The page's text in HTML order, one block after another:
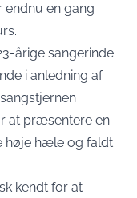
endnu en gang
årige sangerinde
i anledning af
at præsentere en
høje hæle og faldt
kendt for at